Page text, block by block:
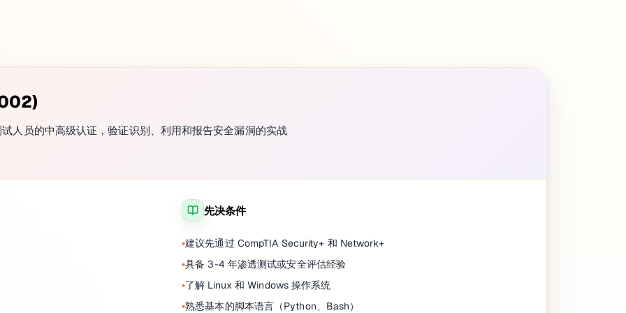
人员的中高级认证，验证识别、利用和报告安全漏洞的实战
先决条件
建议先通过 CompTIA Security+ 和 Network+
具备 3-4 年渗透测试或安全评估经验
了解 Linux 和 Windows 操作系统
熟悉基本的脚本语言（Python、Bash）